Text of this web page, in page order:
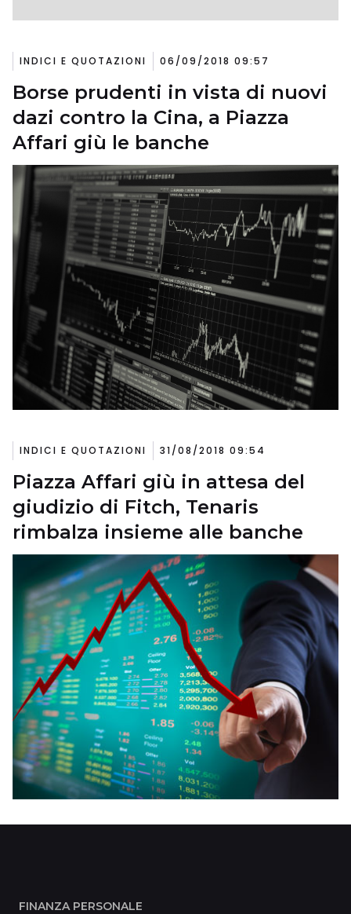
INDICI E QUOTAZIONI 06/09/2018 09:57
Borse prudenti in vista di nuovi
dazi contro la Cina, a Piazza
Affari giù le banche
INDICI E QUOTAZIONI 31/08/2018 09:54
Piazza Affari giù in attesa del
giudizio di Fitch, Tenaris
rimbalza insieme alle banche
FINANZA PERSONALE